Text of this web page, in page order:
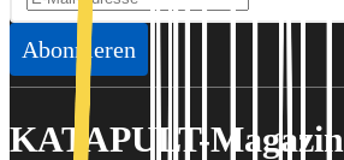
Abonnieren
KATAPULT-Magazin